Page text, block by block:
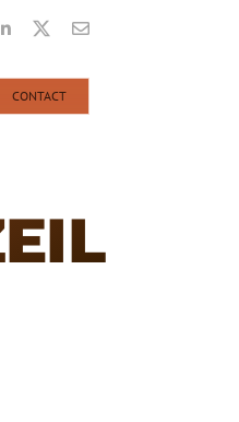
LinkedIn Email
CONTACT